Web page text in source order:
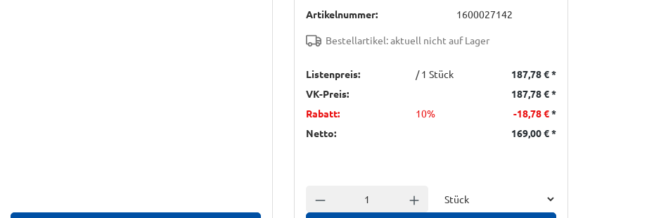
Artikelnummer: 1600027142
Bestellartikel: aktuell nicht auf Lager
Listenpreis: / 1 Stück 187,78 €*
VK-Preis:
187,78 €*
Rabatt:
10% -18,78 €*
Netto:
169,00 €*
Anzahl verringern Anzahl erhöhen